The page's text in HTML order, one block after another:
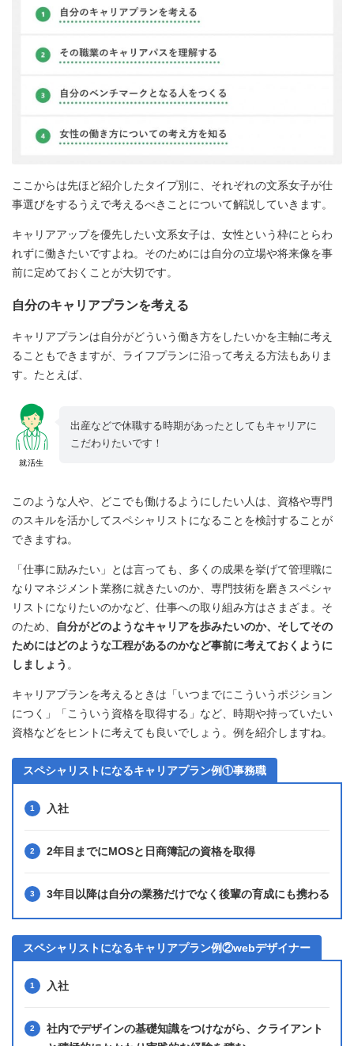
ここからは先ほど紹介したタイプ別に、それぞれの文系女子が仕
事選びをするうえで考えるべきことについて解説していきます。
キャリアアップを優先したい文系女子は、女性という枠にとらわ
れずに働きたいですよね。そのためには自分の立場や将来像を事
前に定めておくことが大切です。
自分のキャリアプランを考える
キャリアプランは自分がどういう働き方をしたいかを主軸に考え
ることもできますが、ライフプランに沿って考える方法もありま
す。たとえば、
就活生
出産などで休職する時期があったとしてもキャリアに
こだわりたいです！
このような人や、どこでも働けるようにしたい人は、資格や専門
のスキルを活かしてスペシャリストになることを検討することが
できますね。
「仕事に励みたい」とは言っても、多くの成果を挙げて管理職に
なりマネジメント業務に就きたいのか、専門技術を磨きスペシャ
リストになりたいのかなど、仕事への取り組み方はさまざま。そ
のため、
自分がどのようなキャリアを歩みたいのか、そしてその
ためにはどのような工程があるのかなど事前に考えておくように
しましょう 。
キャリアプランを考えるときは「いつまでにこういうポジション
につく」「こういう資格を取得する」など、時期や持っていたい
資格などをヒントに考えても良いでしょう。例を紹介しますね。
スペシャリストになるキャリアプラン例①事務職
入社
2年目までにMOSと日商簿記の資格を取得
3年目以降は自分の業務だけでなく後輩の育成にも携わる
スペシャリストになるキャリアプラン例②webデザイナー
入社
社内でデザインの基礎知識をつけながら、クライアント